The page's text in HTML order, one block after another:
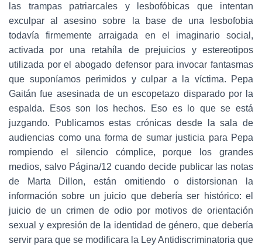
las trampas patriarcales y lesbofóbicas que intentan
exculpar al asesino sobre la base de una lesbofobia
todavía firmemente arraigada en el imaginario social,
activada por una retahíla de prejuicios y estereotipos
utilizada por el abogado defensor para invocar fantasmas
que suponíamos perimidos y culpar a la víctima. Pepa
Gaitán fue asesinada de un escopetazo disparado por la
espalda. Esos son los hechos. Eso es lo que se está
juzgando. Publicamos estas crónicas desde la sala de
audiencias como una forma de sumar justicia para Pepa
rompiendo el silencio cómplice, porque los grandes
medios, salvo Página/12 cuando decide publicar las notas
de Marta Dillon, están omitiendo o distorsionan la
información sobre un juicio que debería ser histórico: el
juicio de un crimen de odio por motivos de orientación
sexual y expresión de la identidad de género, que debería
servir para que se modificara la Ley Antidiscriminatoria que